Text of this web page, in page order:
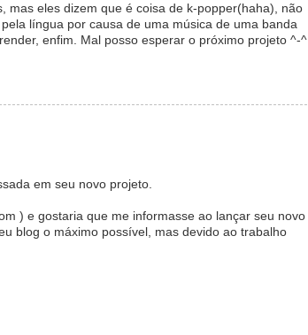
mas eles dizem que é coisa de k-popper(haha), não
língua por causa de uma música de uma banda
enfim. Mal posso esperar o próximo projeto ^-^
em seu novo projeto.
) e gostaria que me informasse ao lançar seu novo
blog o máximo possível, mas devido ao trabalho